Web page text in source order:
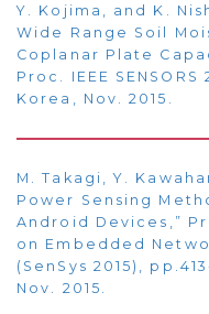
Y. Kojima, and K.
Wide Range Soil
Coplanar Plate
Proc. IEEE SENSORS
Korea, Nov. 2015.
M. Takagi, Y.
Power Sensing
Android Devices,”
on Embedded
(SenSys 2015),
Nov. 2015.